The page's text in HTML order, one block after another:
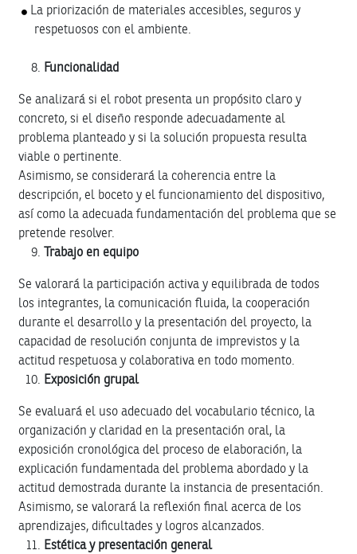
La priorización de materiales accesibles, seguros y
respetuosos con el ambiente.
Funcionalidad
Se analizará si el robot presenta un propósito claro y
concreto, si el diseño responde adecuadamente al
problema planteado y si la solución propuesta resulta
viable o pertinente.
Asimismo, se considerará la coherencia entre la
descripción, el boceto y el funcionamiento del dispositivo,
así como la adecuada fundamentación del problema que se
pretende resolver.
Trabajo en equipo
Se valorará la participación activa y equilibrada de todos
los integrantes, la comunicación fluida, la cooperación
durante el desarrollo y la presentación del proyecto, la
capacidad de resolución conjunta de imprevistos y la
actitud respetuosa y colaborativa en todo momento.
Exposición grupal
Se evaluará el uso adecuado del vocabulario técnico, la
organización y claridad en la presentación oral, la
exposición cronológica del proceso de elaboración, la
explicación fundamentada del problema abordado y la
actitud demostrada durante la instancia de presentación.
Asimismo, se valorará la reflexión final acerca de los
aprendizajes, dificultades y logros alcanzados.
Estética y presentación general